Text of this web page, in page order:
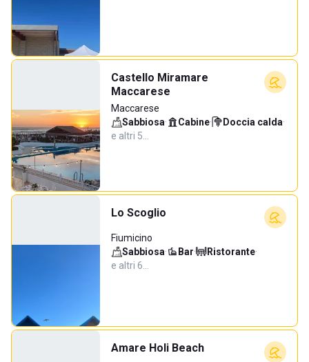
Castello Miramare
Maccarese
Maccarese
Sabbiosa· Cabine· Doccia calda·
e altri 5…
Lo Scoglio
Fiumicino
Sabbiosa· Bar· Ristorante·
e altri 6…
Amare Holi Beach